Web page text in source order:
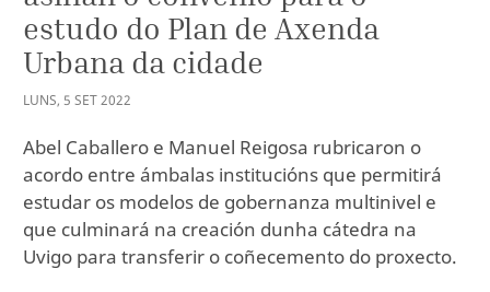
estudo do Plan de Axenda
Urbana da cidade
LUNS, 5 SET2022
Abel Caballero e Manuel Reigosa rubricaron o
acordo entre ámbalas institucións que permitirá
estudar os modelos de gobernanza multinivel e
que culminará na creación dunha cátedra na
Uvigo para transferir o coñecemento do proxecto.